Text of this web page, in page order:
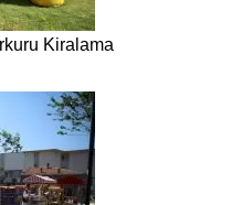
Kiralama